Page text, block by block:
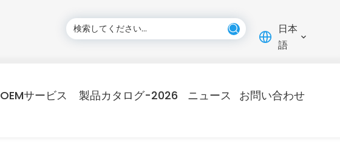
日本
語
OEMサービス 製品カタログ-2026 ニュース お問い合わせ